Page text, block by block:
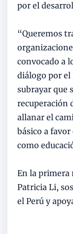
por el
“Queremos
convocado a
diálogo por el
subrayar que
recuperación
allanar el
básico a
como
En la primera
Patricia Li,
el Perú y